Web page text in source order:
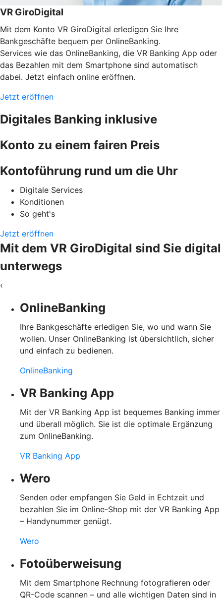
VR GiroDigital
Mit dem Konto VR GiroDigital erledigen Sie Ihre
Bankgeschäfte bequem per OnlineBanking.
Services wie das OnlineBanking, die VR Banking App oder
das Bezahlen mit dem Smartphone sind automatisch
dabei. Jetzt einfach online eröffnen.
Jetzt eröffnen
Digitales Banking inklusive
Konto zu einem fairen Preis
Kontoführung rund um die Uhr
Digitale Services
Konditionen
So geht's
Jetzt eröffnen
Mit dem VR GiroDigital sind Sie digital
unterwegs
‹
OnlineBanking
Ihre Bankgeschäfte erledigen Sie, wo und wann Sie
wollen. Unser OnlineBanking ist übersichtlich, sicher
und einfach zu bedienen.
OnlineBanking
VR Banking App
Mit der VR Banking App ist bequemes Banking immer
und überall möglich. Sie ist die optimale Ergänzung
zum OnlineBanking.
VR Banking App
Wero
Senden oder empfangen Sie Geld in Echtzeit und
bezahlen Sie im Online-Shop mit der VR Banking App
– Handynummer genügt.
Wero
Fotoüberweisung
Mit dem Smartphone Rechnung fotografieren oder
QR-Code scannen – und alle wichtigen Daten sind in